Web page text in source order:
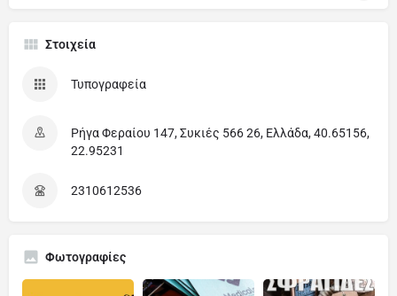
Στοιχεία
Τυπογραφεία
Ρήγα Φεραίου 147, Συκιές 566 26, Ελλάδα, 40.65156,
22.95231
2310612536
Φωτογραφίες